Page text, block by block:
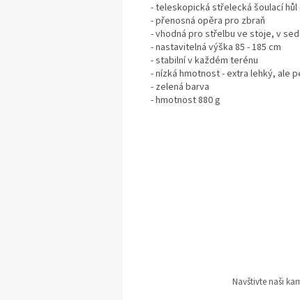
- teleskopická střelecká šoulací hůl
- přenosná opěra pro zbraň
- vhodná pro střelbu ve stoje, v
- nastavitelná výška 85 - 185 cm
- stabilní v každém terénu
- nízká hmotnost - extra lehký, ale
- zelená barva
- hmotnost 880 g
Navštivte naši